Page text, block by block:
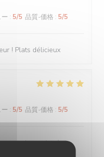
: 5/5 品質-価格 : 5/5
! Plats délicieux
: 5/5 品質-価格 : 5/5
ce restaurant qui
chaleureux. Tout est